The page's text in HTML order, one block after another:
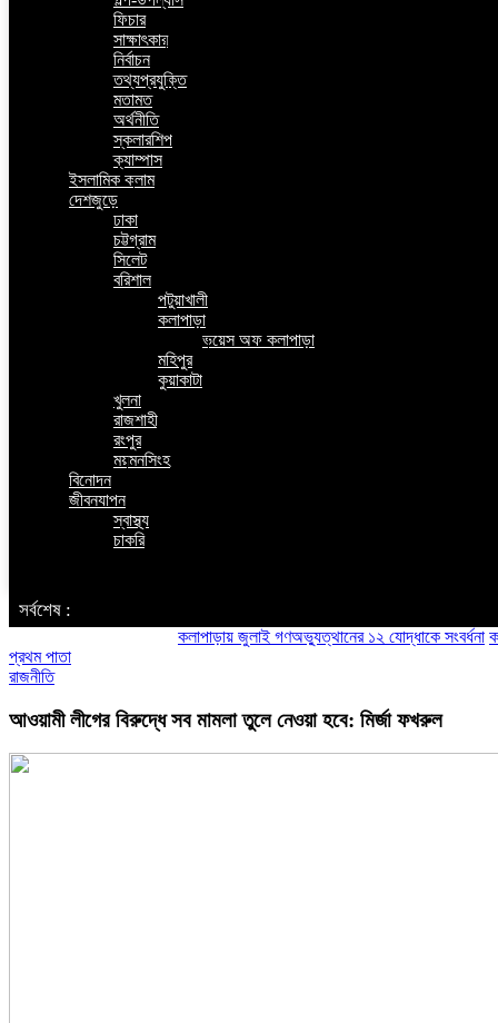
ফিচার
সাক্ষাৎকার
নির্বাচন
তথ্যপ্রযুক্তি
মতামত
অর্থনীতি
স্কলারশিপ
ক্যাম্পাস
ইসলামিক কলাম
দেশজুড়ে
ঢাকা
চট্টগ্রাম
সিলেট
বরিশাল
পটুয়াখালী
কলাপাড়া
ভয়েস অফ কলাপাড়া
মহিপুর
কুয়াকাটা
খুলনা
রাজশাহী
রংপুর
ময়মনসিংহ
বিনোদন
জীবনযাপন
স্বাস্থ্য
চাকরি
‌ সর্বশেষ :
কলাপাড়ায় জুলাই গণঅভ্যুত্থানের ১২ যোদ্ধাকে সংবর্ধনা
প্রথম পাতা
রাজনীতি
আওয়ামী লীগের বিরুদ্ধে সব মামলা তুলে নেওয়া হবে: মির্জা ফখরুল